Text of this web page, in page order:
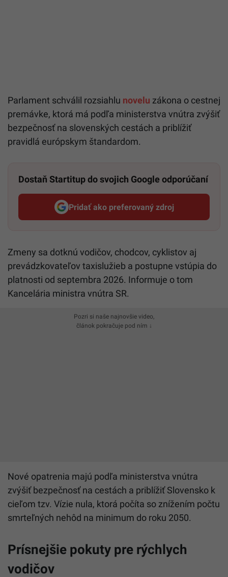
Parlament schválil rozsiahlu novelu zákona o cestnej
premávke, ktorá má podľa ministerstva vnútra zvýšiť
bezpečnosť na slovenských cestách a priblížiť
pravidlá európskym štandardom.
Dostaň Startitup do svojich Google odporúčaní
Pridať ako preferovaný zdroj
Startitup, odkaz sa otvorí v
Zmeny sa dotknú vodičov, chodcov, cyklistov aj
prevádzkovateľov taxislužieb a postupne vstúpia do
platnosti od septembra 2026. Informuje o tom
Kancelária ministra vnútra SR.
Pozri si naše najnovšie video,
článok pokračuje pod ním ↓
Nové opatrenia majú podľa ministerstva vnútra
zvýšiť bezpečnosť na cestách a priblížiť Slovensko k
cieľom tzv. Vízie nula, ktorá počíta so znížením počtu
smrteľných nehôd na minimum do roku 2050.
Prísnejšie pokuty pre rýchlych
vodičov